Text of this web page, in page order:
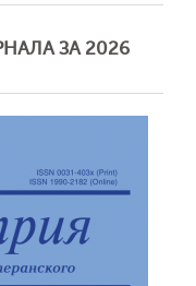
ЗА 2026